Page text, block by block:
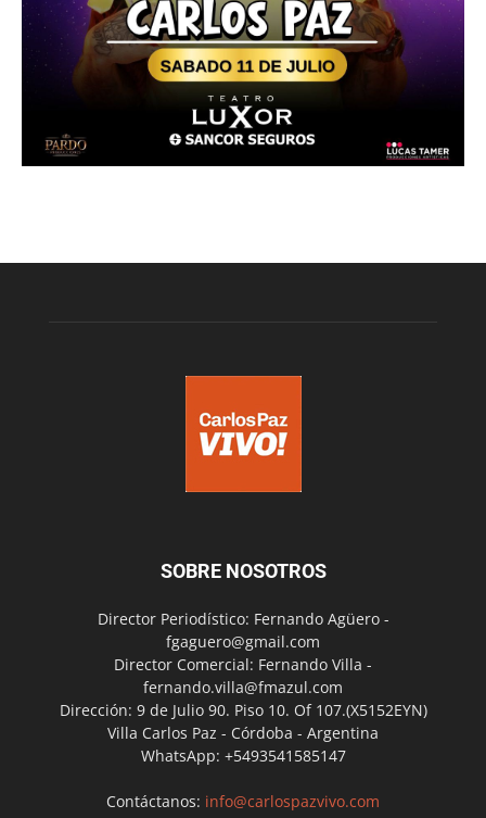
SOBRE NOSOTROS
Director Periodístico: Fernando Agüero -
fgaguero@gmail.com
Director Comercial: Fernando Villa -
fernando.villa@fmazul.com
Dirección: 9 de Julio 90. Piso 10. Of 107.(X5152EYN)
Villa Carlos Paz - Córdoba - Argentina
WhatsApp: +5493541585147
Contáctanos: info@carlospazvivo.com